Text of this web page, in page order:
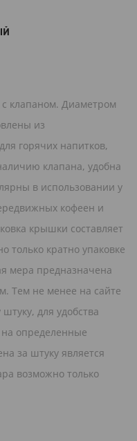
клапаном. Диаметром
из
горячих напитков,
клапана, удобна
в использовании у
кофеен и
крышки составляет
только кратно упаковке
мера предназначена
Тем не менее на сайте
для удобства
определенные
за штуку является
возможно только